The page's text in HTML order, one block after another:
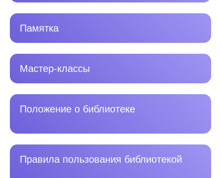
Памятка
Мастер-классы
Положение о библиотеке
Правила пользования библиотекой